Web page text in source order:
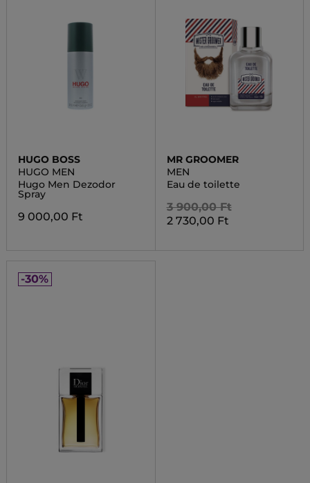
HUGO BOSS
HUGO MEN
Hugo Men Dezodor
Spray
9 000,00 Ft
MR GROOMER
MEN
Eau de toilette
3 900,00 Ft
2 730,00 Ft
-30%